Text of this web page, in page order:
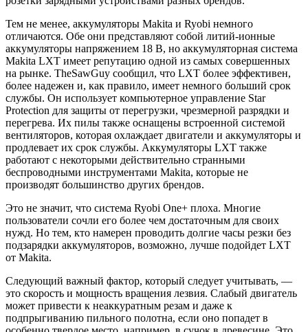
Тем не менее, аккумуляторы Makita и Ryobi немного
отличаются. Обе они представляют собой литий-ионные
аккумуляторы напряжением 18 В, но аккумуляторная система
Makita LXT имеет репутацию одной из самых совершенных
на рынке. TheSawGuy сообщил, что LXT более эффективен,
более надежен и, как правило, имеет немного больший срок
службы. Он использует компьютерное управление Star
Protection для защиты от перегрузки, чрезмерной разрядки и
перегрева. Их пилы также оснащены встроенной системой
вентиляторов, которая охлаждает двигатели и аккумуляторы и
продлевает их срок службы. Аккумуляторы LXT также
работают с некоторыми действительно странными
беспроводными инструментами Makita, которые не
производят большинство других брендов.
Это не значит, что система Ryobi One+ плоха. Многие
пользователи сочли его более чем достаточным для своих
нужд. Но тем, кто намерен проводить долгие часы резки без
подзарядки аккумуляторов, возможно, лучше подойдет LXT
от Makita.
Следующий важный фактор, который следует учитывать, —
это скорость и мощность вращения лезвия. Слабый двигатель
может привести к неаккуратным резам и даже к
подпрыгиванию пильного полотна, если оно попадет в